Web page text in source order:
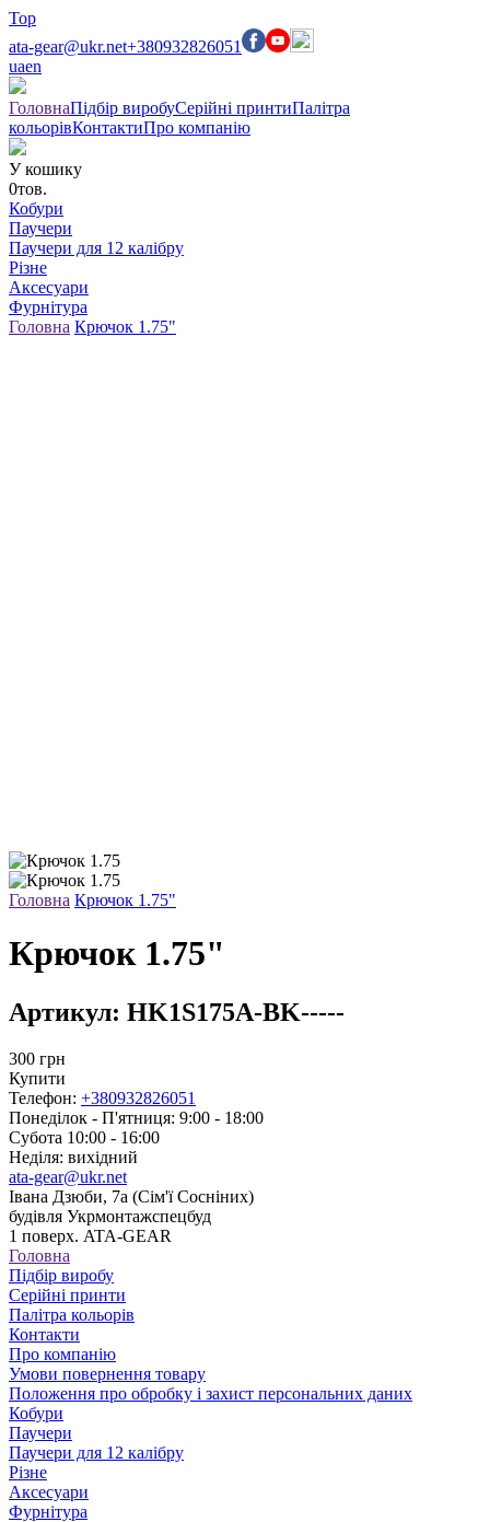
Top
ata-gear@ukr.net+380932826051
uaen
ГоловнаПідбір виробуСерійні принтиПалітра
кольорівКонтактиПро компанію
У кошику
0тов.
Кобури
Паучери
Паучери для 12 калібру
Різне
Аксесуари
Фурнітура
Головна Крючок 1.75"
Головна Крючок 1.75"
Крючок 1.75"
Артикул: HK1S175A-BK-----
300 грн
Купити
Телефон: +380932826051
Понеділок - П'ятниця: 9:00 - 18:00
Субота 10:00 - 16:00
Неділя: вихідний
ata-gear@ukr.net
Івана Дзюби, 7а (Сім'ї Сосніних)
будівля Укрмонтажспецбуд
1 поверх. ATA-GEAR
Головна
Підбір виробу
Серійні принти
Палітра кольорів
Контакти
Про компанію
Умови повернення товару
Положення про обробку і захист персональних даних
Кобури
Паучери
Паучери для 12 калібру
Різне
Аксесуари
Фурнітура